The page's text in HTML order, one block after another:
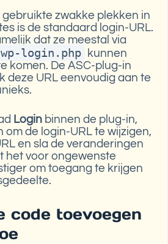
gebruikte zwakke plekken in
is de standaard login-URL.
dat ze meestal via
login.php kunnen
komen. De ASC-plug-in
deze URL eenvoudig aan te
Login binnen de plug-in,
om de login-URL te wijzigen,
en sla de veranderingen
het voor ongewenste
om toegang te krijgen
code toevoegen